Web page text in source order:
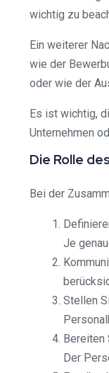
wichtig zu
Ein weiterer
wie der
oder wie der
Es ist wichtig,
Unternehmen
Die Rolle
Bei der
Je
Stellen
Bereiten
Der